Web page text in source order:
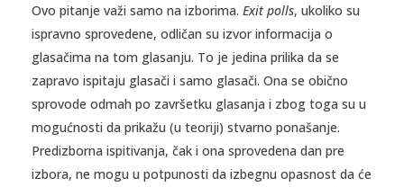
Ovo pitanje važi samo na izborima. Exit polls, ukoliko su
ispravno sprovedene, odličan su izvor informacija o
glasačima na tom glasanju. To je jedina prilika da se
zapravo ispitaju glasači i samo glasači. Ona se obično
sprovode odmah po završetku glasanja i zbog toga su u
mogućnosti da prikažu (u teoriji) stvarno ponašanje.
Predizborna ispitivanja, čak i ona sprovedena dan pre
izbora, ne mogu u potpunosti da izbegnu opasnost da će